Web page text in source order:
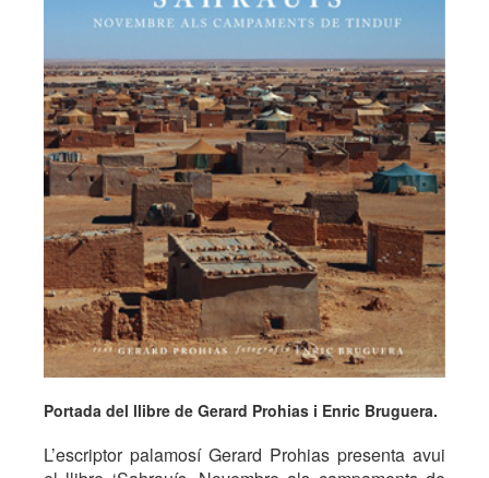
Portada del llibre de Gerard Prohias i Enric Bruguera.
L’escriptor palamosí Gerard Prohias presenta avui